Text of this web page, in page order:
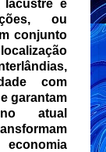
lacustre e
ou
conjunto
com
garantam
no atual